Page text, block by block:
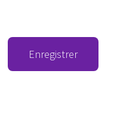
Enregistrer